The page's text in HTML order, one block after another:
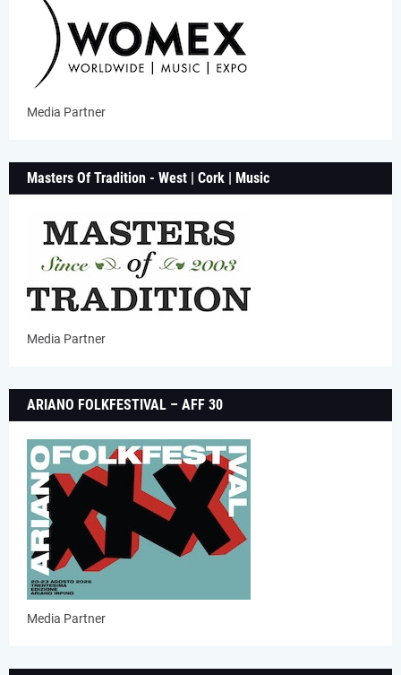
Media Partner
Masters Of Tradition - West | Cork | Music
Media Partner
ARIANO FOLKFESTIVAL – AFF 30
Media Partner